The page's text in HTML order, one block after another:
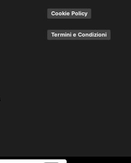
Cookie Policy
Termini e Condizioni